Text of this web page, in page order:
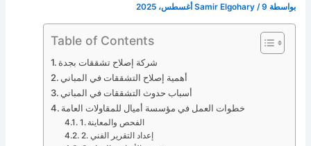
بواسطة Samir Elgohary /9 أغسطس، 2025
Table of Contents
شركة إصلاح تشققات بجدة
أهمية إصلاح التشققات في المباني
أسباب حدوث التشققات في المباني
خطوات العمل في مؤسسة أميال للمقاولات العامة
1. الفحص والمعاينة
2. إعداد التقرير الفني